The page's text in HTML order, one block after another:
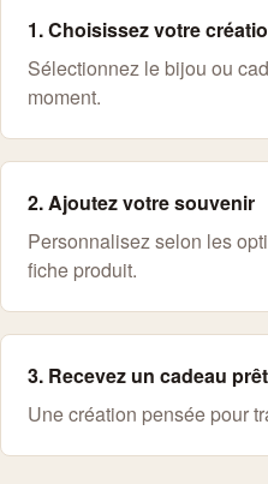
1. Choisissez votre
Sélectionnez le bijou ou
moment.
2. Ajoutez votre souvenir
Personnalisez selon les
fiche produit.
3. Recevez un cadeau
Une création pensée pour